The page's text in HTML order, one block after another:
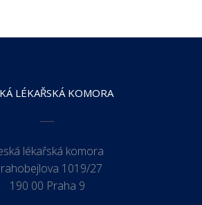
LÉKAŘSKÁ KOMORA
lékařská komora
1019/27
190 00 Praha 9